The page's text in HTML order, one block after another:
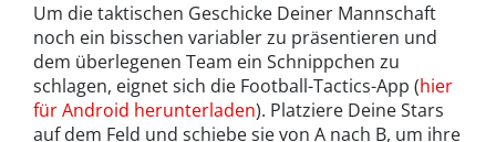
Um die taktischen Geschicke Deiner Mannschaft
noch ein bisschen variabler zu präsentieren und
dem überlegenen Team ein Schnippchen zu
schlagen, eignet sich die Football-Tactics-App (hier
für Android herunterladen). Platziere Deine Stars
auf dem Feld und schiebe sie von A nach B, um ihre